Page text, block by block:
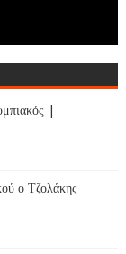
|
ο Τζολάκης